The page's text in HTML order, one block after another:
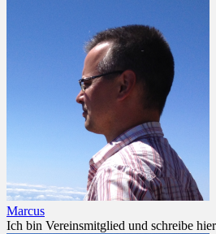
Marcus
Ich bin Vereinsmitglied und schreibe